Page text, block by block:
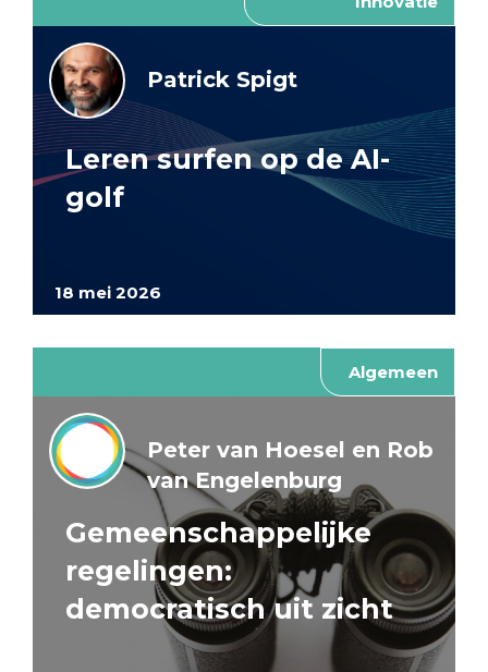
18 mei 2026
Patrick Spigt
Leren surfen op de AI-
golf
Algemeen
Peter van Hoesel en Rob
van Engelenburg
Gemeenschappelijke
regelingen:
democratisch uit zicht